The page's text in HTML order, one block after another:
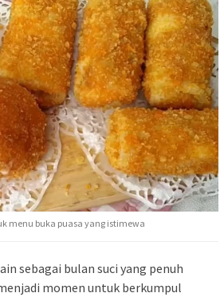
menu buka puasa yang istimewa
sebagai bulan suci yang penuh
momen untuk berkumpul